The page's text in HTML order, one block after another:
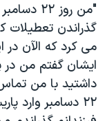
گذراندن تعطیلات
می کرد که الآن
ایشان گفتم من
داشتید با من
۲۲ دسامبر